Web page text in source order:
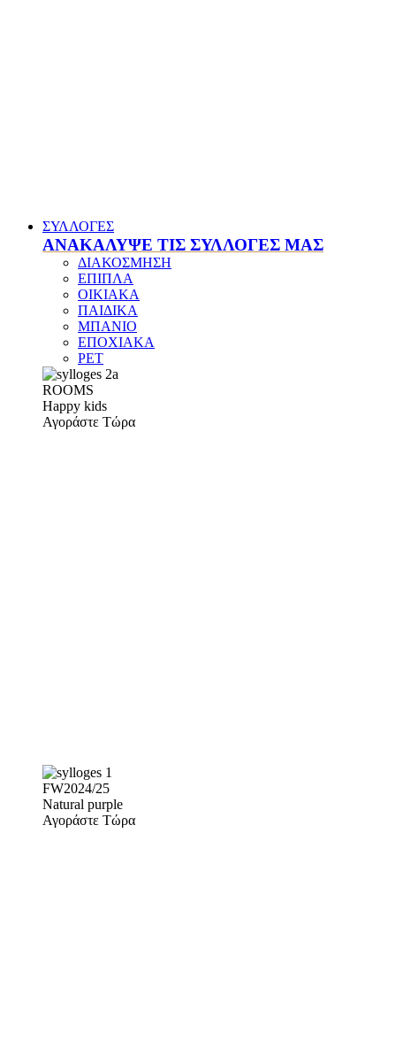
ΣΥΛΛΟΓΕΣ
ΑΝΑΚΑΛΥΨΕ ΤΙΣ ΣΥΛΛΟΓΕΣ ΜΑΣ
ΔΙΑΚΟΣΜΗΣΗ
ΕΠΙΠΛΑ
ΟΙΚΙΑΚΑ
ΠΑΙΔΙΚΑ
ΜΠΑΝΙΟ
ΕΠΟΧΙΑΚΑ
PET
ROOMS
Happy kids
Αγοράστε Τώρα
FW2024/25
Natural purple
Αγοράστε Τώρα